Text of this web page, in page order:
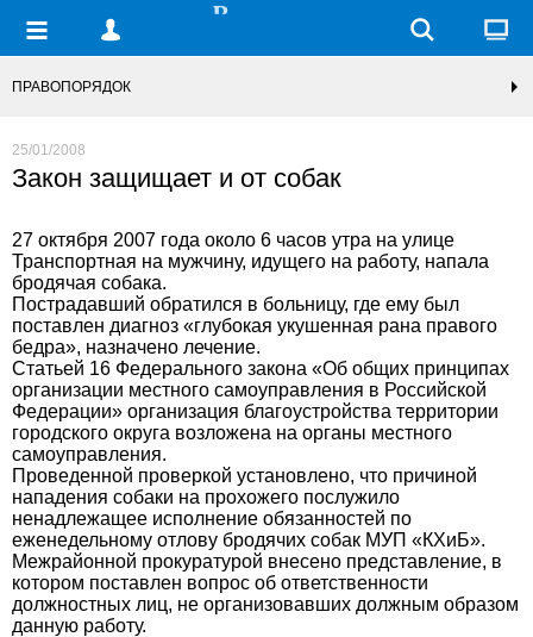
ПРАВОПОРЯДОК
25/01/2008
Закон защищает и от собак
27 октября 2007 года около 6 часов утра на улице
Транспортная на мужчину, идущего на работу, напала
бродячая собака.
Пострадавший обратился в больницу, где ему был
поставлен диагноз «глубокая укушенная рана правого
бедра», назначено лечение.
Статьей 16 Федерального закона «Об общих принципах
организации местного самоуправления в Российской
Федерации» организация благоустройства территории
городского округа возложена на органы местного
самоуправления.
Проведенной проверкой установлено, что причиной
нападения собаки на прохожего послужило
ненадлежащее исполнение обязанностей по
еженедельному отлову бродячих собак МУП «КХиБ».
Межрайонной прокуратурой внесено представление, в
котором поставлен вопрос об ответственности
должностных лиц, не организовавших должным образом
данную работу.